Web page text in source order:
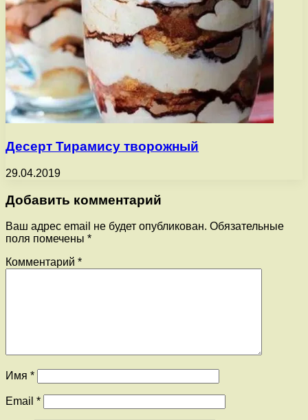
Десерт Тирамису творожный
29.04.2019
Добавить комментарий
Ваш адрес email не будет опубликован. Обязательные
поля помечены *
Комментарий *
Имя *
Email *